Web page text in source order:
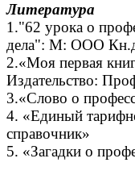
Литература
1."62 урока о
дела": М: ООО
2.«Моя первая
Издательство:
3.«Слово о
4. «Единый
справочник»
5. «Загадки о